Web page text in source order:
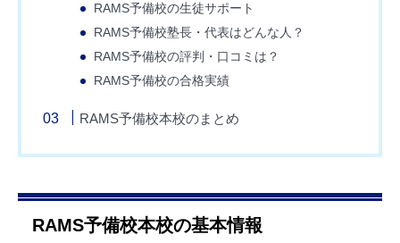
RAMS予備校の生徒サポート
RAMS予備校塾長・代表はどんな人？
RAMS予備校の評判・口コミは？
RAMS予備校の合格実績
RAMS予備校本校のまとめ
RAMS予備校本校の基本情報